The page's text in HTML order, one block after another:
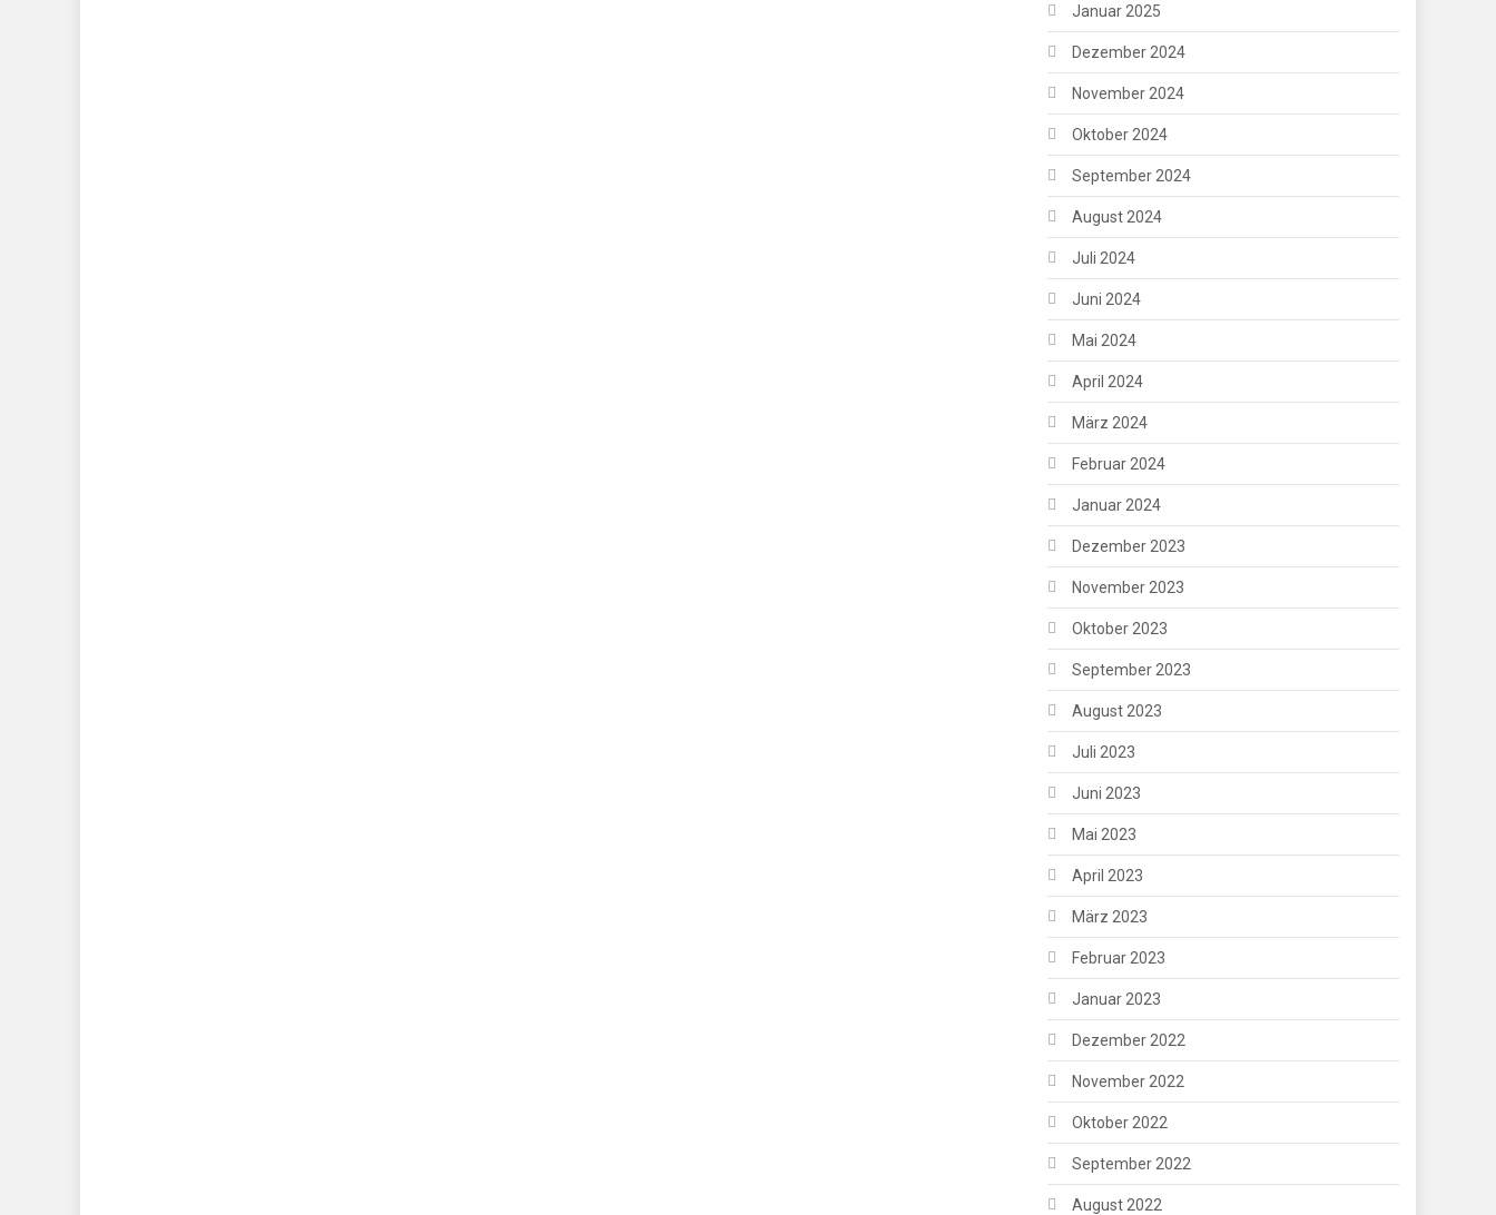
Januar 2025
Dezember 2024
November 2024
Oktober 2024
September 2024
August 2024
Juli 2024
Juni 2024
Mai 2024
April 2024
März 2024
Februar 2024
Januar 2024
Dezember 2023
November 2023
Oktober 2023
September 2023
August 2023
Juli 2023
Juni 2023
Mai 2023
April 2023
März 2023
Februar 2023
Januar 2023
Dezember 2022
November 2022
Oktober 2022
September 2022
August 2022